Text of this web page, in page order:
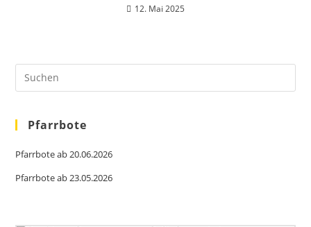
12. Mai 2025
Pfarrbote
Pfarrbote ab 20.06.2026
Pfarrbote ab 23.05.2026